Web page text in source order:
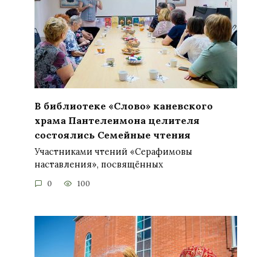
В библиотеке «Слово» каневского
храма Пантелеимона целителя
состоялись Семейные чтения
Участниками чтений «Серафимовы
наставления», посвящённых
0 100